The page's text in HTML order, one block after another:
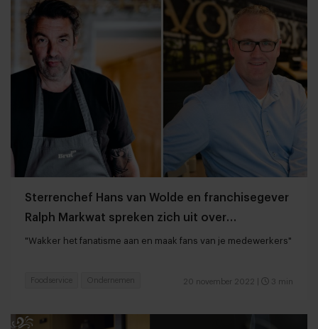
Sterrenchef Hans van Wolde en franchisegever
Ralph Markwat spreken zich uit over
personeelsbeleid
"Wakker het fanatisme aan en maak fans van je medewerkers"
20 november 2022 3 min
Foodservice Ondernemen